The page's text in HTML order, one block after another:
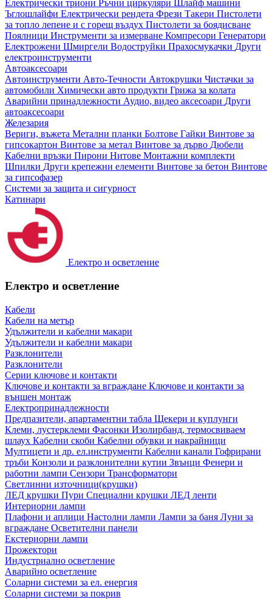
Електрически триони Ръчни циркуляри
Шлайф машини
Ъглошлайфи Електрически рендета Фрези Такери Пистолети
за топло лепене и с горещ въздух Пистолети за боядисване
Поялници Инструменти за измерване Компресори Генератори
Електрожени Шмиргели Водоструйки Прахосмукачки Други
електроинструменти
Автоаксесоари
Автоинструменти Авто-Течности Автокрушки Чистачки за
автомобили Химически авто продукти Грижа за колата
Аварийни принадлежности Аудио, видео аксесоари Други
автоаксесоари
Железария
Вериги, въжета Метални планки Болтове Гайки Винтове за
гипсокартон Винтове за метал Винтове за дърво Дюбели
Кабелни връзки Пирони Нитове Монтажни комплекти
Шпилки Други крепежни елементи Винтове за бетон Винтове
за гипсофазер
Системи за защита и сигурност
Катинари
Електро и осветление
Електро и осветление
Кабели
Кабели на метър
Удължители и кабелни макари
Удължители и кабелни макари
Разклонители
Разклонители
Серии ключове и контакти
Ключове и контакти за вграждане Ключове и контакти за
външен монтаж
Електропринадлежности
Предпазители, апартаментни табла Щекери и куплунги
Клеми, лустерклеми Фасонки Изолирбанд, термосвиваем
шлаух Кабелни скоби Кабелни обувки и накрайници
Мултицети и др. ел.инструменти Кабелни канали Гофрирани
тръби Конзоли и разклонителни кутии Звънци Фенери и
работни лампи Сензори Трансформатори
Светлинни източници(крушки)
ЛЕД крушки Пури Специални крушки ЛЕД ленти
Интериорни лампи
Плафони и аплици Настолни лампи Лампи за баня Луни за
вграждане Осветителни панели
Екстериорни лампи
Прожектори
Индустриално осветление
Аварийно осветление
Соларни системи за ел. енергия
Соларни системи за покрив